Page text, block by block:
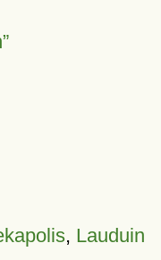
, Lauduin